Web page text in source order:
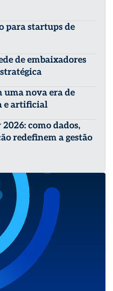
para startups de
de embaixadores
nova era de
e artificial
como dados,
redefinem a gestão